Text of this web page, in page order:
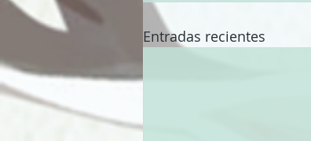
Entradas recientes